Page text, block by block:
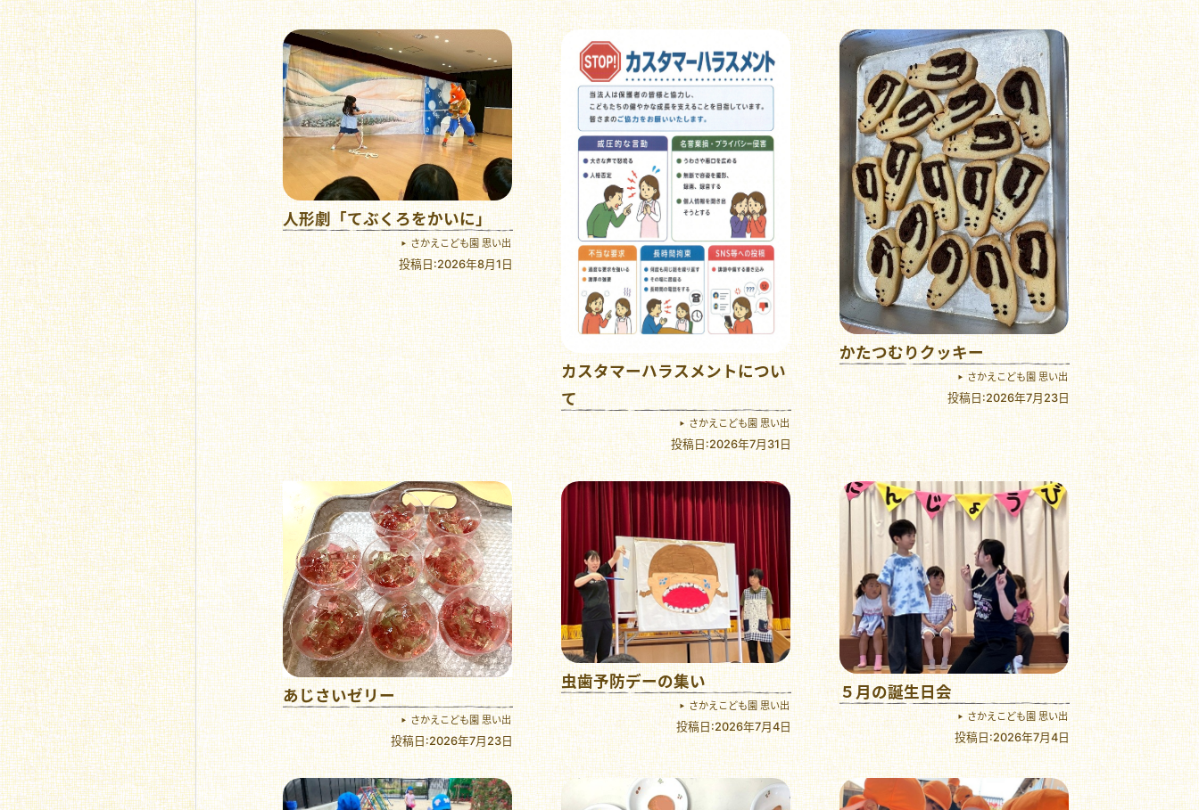
人形劇「てぶくろをかいに」
さかえこども園 思い出
投稿日:2026年8月1日
カスタマーハラスメントについ
て
さかえこども園 思い出
投稿日:2026年7月31日
かたつむりクッキー
さかえこども園 思い出
投稿日:2026年7月23日
あじさいゼリー
さかえこども園 思い出
投稿日:2026年7月23日
虫歯予防デーの集い
さかえこども園 思い出
投稿日:2026年7月4日
５月の誕生日会
さかえこども園 思い出
投稿日:2026年7月4日